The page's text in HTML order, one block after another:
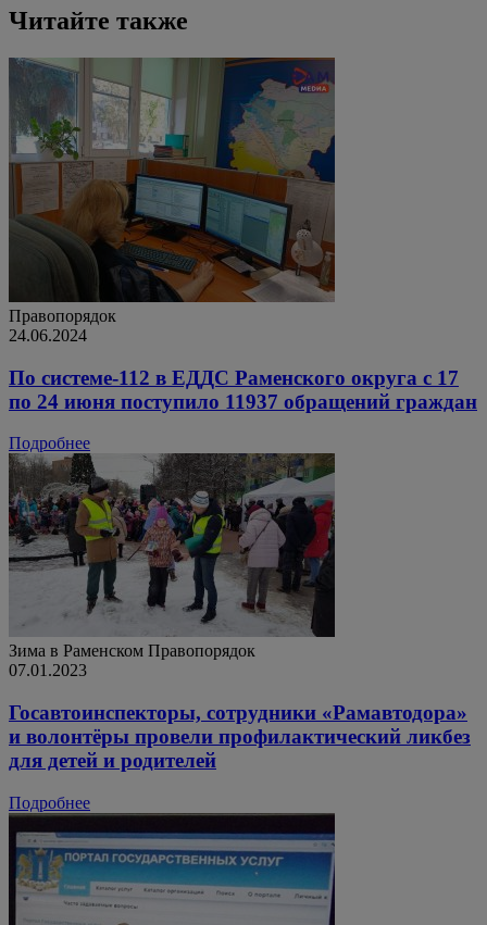
Читайте также
Правопорядок
24.06.2024
По системе-112 в ЕДДС Раменского округа с 17
по 24 июня поступило 11937 обращений граждан
Подробнее
Зима в Раменском Правопорядок
07.01.2023
Госавтоинспекторы, сотрудники «Рамавтодора»
и волонтёры провели профилактический ликбез
для детей и родителей
Подробнее